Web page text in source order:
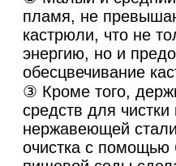
пламя, не
кастрюли, что не
энергию, но и
обесцвечивание
③ Кроме того,
средств для чистки
нержавеющей
очистка с помощью